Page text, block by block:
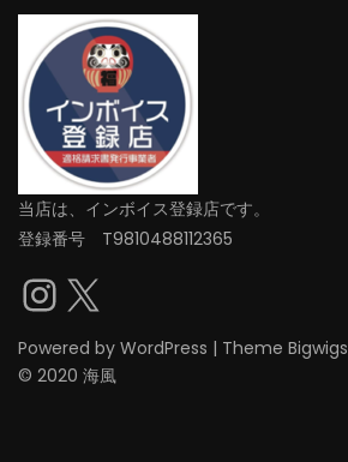
当店は、インボイス登録店です。
登録番号 T9810488112365
Instagram
X
Powered by WordPress | Theme Bigwigs
© 2020 海風